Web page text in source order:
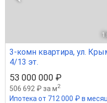
1
3-комн квартира, ул.
4/13 эт.
53 000 000 ₽
506 692 ₽ за м2
Ипотека от 712 000 ₽ в